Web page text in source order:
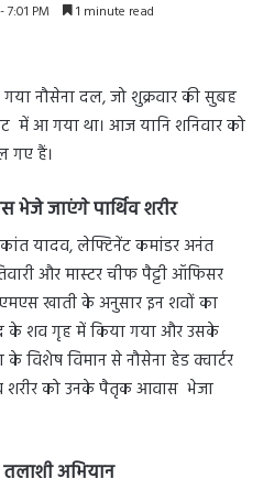
7:01 PM 1 minute read
नौसेना दल, जो शुक्रवार की सुबह
में आ गया था। आज यानि शनिवार को
गए हैं।
भेजे जाएंगे पार्थिव शरीर
यादव, लेफ्टिनेंट कमांडर अनंत
और मास्टर चीफ पैट्टी ऑफिसर
खाती के अनुसार इन शवों का
के शव गृह में किया गया और उसके
के विशेष विमान से नौसेना हेड क्वार्टर
शरीर को उनके पैतृक आवास भेजा
अभियान